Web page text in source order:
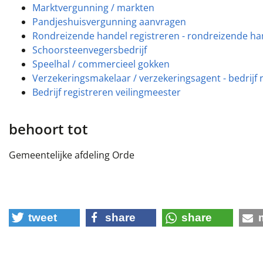
Marktvergunning / markten
Pandjeshuisvergunning aanvragen
Rondreizende handel registreren - rondreizende
Schoorsteenvegersbedrijf
Speelhal / commercieel gokken
Verzekeringsmakelaar / verzekeringsagent - bedrijf
Bedrijf registreren veilingmeester
behoort tot
Gemeentelijke afdeling Orde
tweet share share